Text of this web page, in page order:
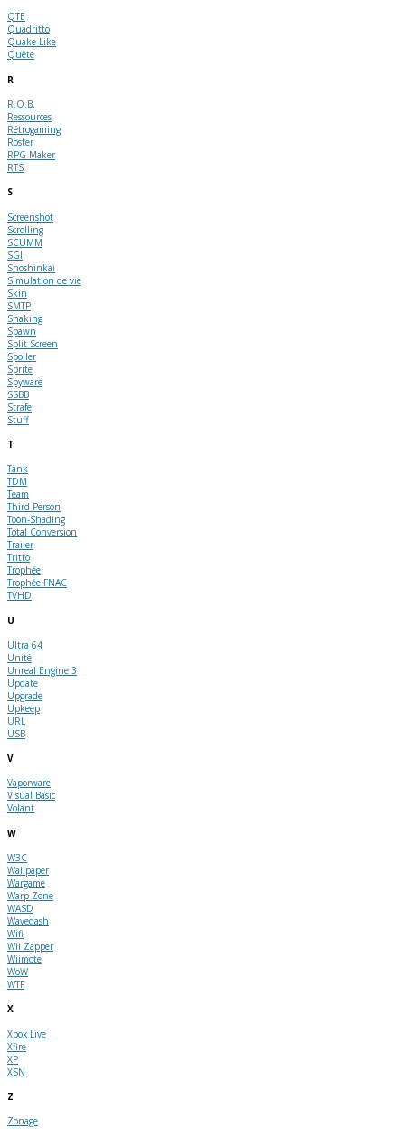
QTE
Quadritto
Quake-Like
Quête
R
R.O.B.
Ressources
Rétrogaming
Roster
RPG Maker
RTS
S
Screenshot
Scrolling
SCUMM
SGI
Shoshinkai
Simulation de vie
Skin
SMTP
Snaking
Spawn
Split Screen
Spoiler
Sprite
Spyware
SSBB
Strafe
Stuff
T
Tank
TDM
Team
Third-Person
Toon-Shading
Total Conversion
Trailer
Tritto
Trophée
Trophée FNAC
TVHD
U
Ultra 64
Unité
Unreal Engine 3
Update
Upgrade
Upkeep
URL
USB
V
Vaporware
Visual Basic
Volant
W
W3C
Wallpaper
Wargame
Warp Zone
WASD
Wavedash
Wifi
Wii Zapper
Wiimote
WoW
WTF
X
Xbox Live
Xfire
XP
XSN
Z
Zonage